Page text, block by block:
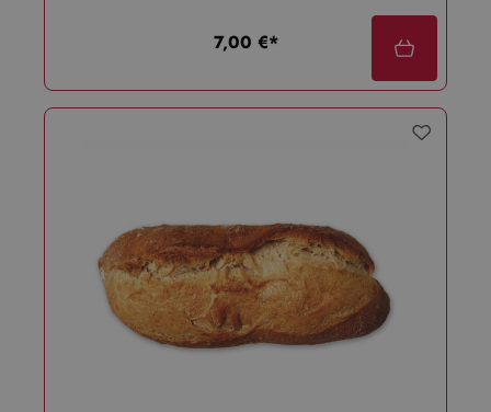
regulärer preis:
7,00 €*